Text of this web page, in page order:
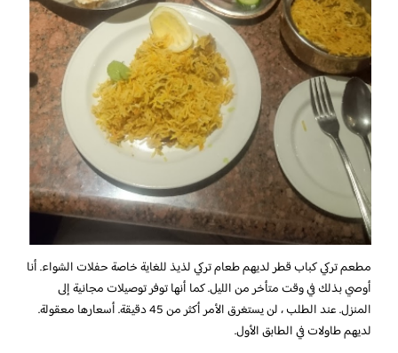
مطعم تركي كباب قطر لديهم طعام تركي لذيذ للغاية خاصة حفلات الشواء. أنا
أوصي بذلك في وقت متأخر من الليل. كما أنها توفر توصيلات مجانية إلى
المنزل. عند الطلب ، لن يستغرق الأمر أكثر من 45 دقيقة. أسعارها معقولة.
لديهم طاولات في الطابق الأول.